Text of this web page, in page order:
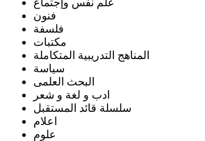
علم نفس وإجتماع
فنون
فلسفة
مكتبات
المناهج التدريبية المتكاملة
سياسة
البحث العلمى
ادب و لغة و شعر
سلسلة قائد المستقبل
اعلام
علوم